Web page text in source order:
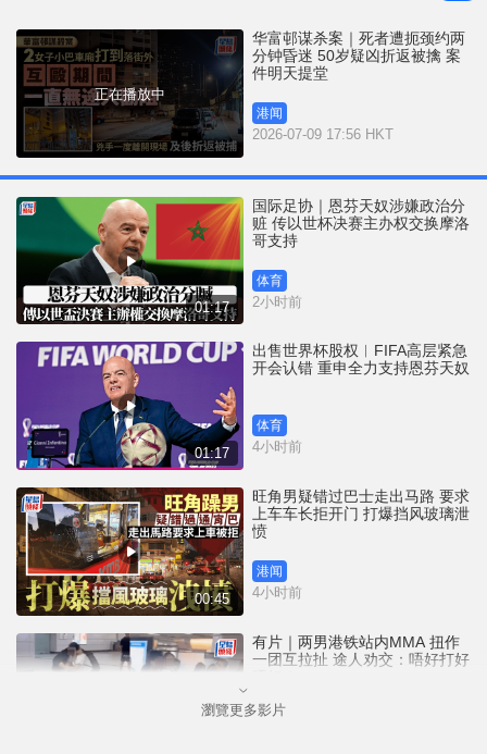
正在播放中
华富邨谋杀案｜死者遭扼颈约两
分钟昏迷 50岁疑凶折返被擒 案
件明天提堂
港闻
2026-07-09 17:56 HKT
01:17
国际足协｜恩芬天奴涉嫌政治分
赃 传以世杯决赛主办权交换摩洛
哥支持
体育
2小时前
01:17
出售世界杯股权︱FIFA高层紧急
开会认错 重申全力支持恩芬天奴
体育
4小时前
00:45
旺角男疑错过巴士走出马路 要求
上车车长拒开门 打爆挡风玻璃泄
愤
港闻
4小时前
有片｜两男港铁站内MMA 扭作
一团互拉扯 途人劝交：唔好打好
港闻
瀏覽更多影片